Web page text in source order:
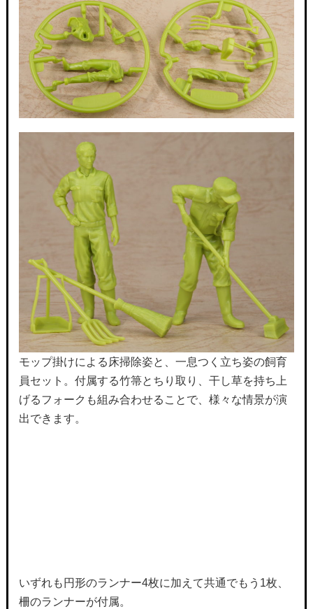
モップ掛けによる床掃除姿と、一息つく立ち姿の飼育
員セット。付属する竹箒とちり取り、干し草を持ち上
げるフォークも組み合わせることで、様々な情景が演
出できます。
いずれも円形のランナー4枚に加えて共通でもう1枚、
柵のランナーが付属。